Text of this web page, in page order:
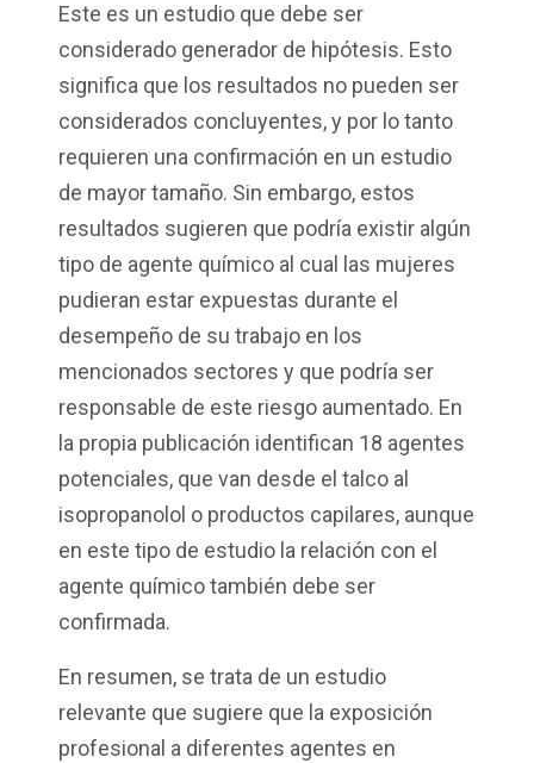
Este es un estudio que debe ser
considerado generador de hipótesis. Esto
significa que los resultados no pueden ser
considerados concluyentes, y por lo tanto
requieren una confirmación en un estudio
de mayor tamaño. Sin embargo, estos
resultados sugieren que podría existir algún
tipo de agente químico al cual las mujeres
pudieran estar expuestas durante el
desempeño de su trabajo en los
mencionados sectores y que podría ser
responsable de este riesgo aumentado. En
la propia publicación identifican 18 agentes
potenciales, que van desde el talco al
isopropanolol o productos capilares, aunque
en este tipo de estudio la relación con el
agente químico también debe ser
confirmada.
En resumen, se trata de un estudio
relevante que sugiere que la exposición
profesional a diferentes agentes en